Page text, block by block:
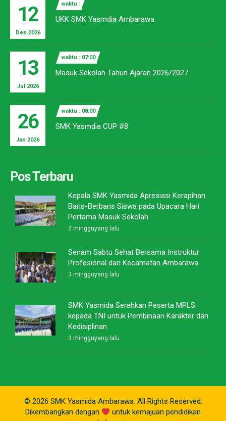
12
Des 2026
waktu :
UKK SMK Yasmdia Ambarawa
13
Jul 2026
waktu : 07:00
Masuk Sekolah Tahun Ajaran 2026/2027
26
Jan 2026
waktu : 08:00
SMK Yasmdia CUP #8
Pos Terbaru
Kepala SMK Yasmida Apresiasi Kerapihan
Baris-Berbaris Siswa pada Upacara Hari
Pertama Masuk Sekolah
2 mingguyang lalu
Senam Sabtu Sehat Bersama Instruktur
Profesional dari Kecamatan Ambarawa
3 mingguyang lalu
SMK Yasmida Serahkan Peserta MPLS
kepada TNI untuk Pembinaan Karakter dan
Kedisiplinan
3 mingguyang lalu
© 2026 SMK Yasmida Ambarawa. All Rights Reserved.
Dikembangkan dengan
untuk kemajuan pendidikan